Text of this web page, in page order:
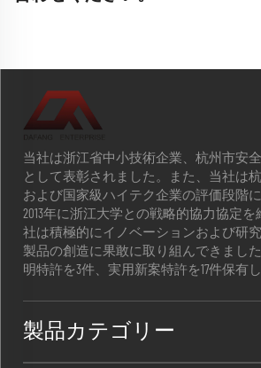
当社は浙江省中小技術企業、杭州市安
として表彰されました。また、当社は
および国家級ハイテク企業の評価段階
2013年に浙江大学との戦略的協力協定
社は積極的にイノベーションおよび研
製品の創造に果敢に取り組んできまし
明特許を3件、実用新案特許を17件保有
製品カテゴリー